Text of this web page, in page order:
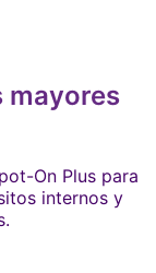
mayores
On Plus para
internos y